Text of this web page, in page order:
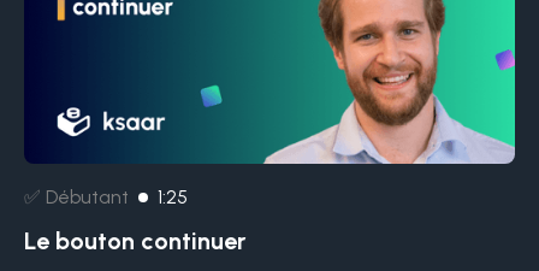
✅ Débutant 1:25
Le bouton continuer